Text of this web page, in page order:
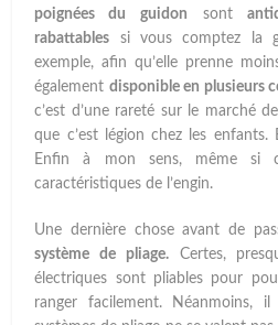
poignées du
guidon sont
rabattables si vous comptez la
exemple, afin qu’elle prenne
également disponible en plusieurs
c’est d’une rareté sur le marché
que c’est légion chez les enfants.
Enfin à mon sens, même si
caractéristiques de l’engin.
Une dernière chose avant de
système de pliage.Certes,
électriques sont pliables pour
ranger facilement. Néanmoins,